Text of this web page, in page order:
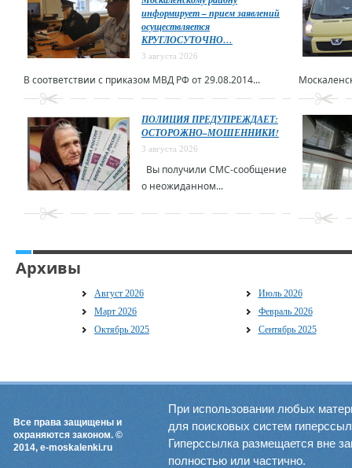
информирует – прием заявлений
осуществляется
КРУГЛОСУТОЧНО…
3 августа 2026
В соответствии с приказом МВД РФ от 29.08.2014...
ПОЛИЦИЯ ПРЕДУПРЕЖДАЕТ:
ОСТОРОЖНО–МОШЕННИКИ!
3 августа 2026
Вы получили СМС-сообщение
о неожиданном...
Архивы
Август 2026
Июль 2026
Март 2026
Февраль 2026
Октябрь 2025
Сентябрь 2025
Все права защищены и
охраняются законом. ©
2014, e-moskalenki.ru
При использовании любых
для поисковых систем
Гиперссылка размещается вне
полностью или частично.